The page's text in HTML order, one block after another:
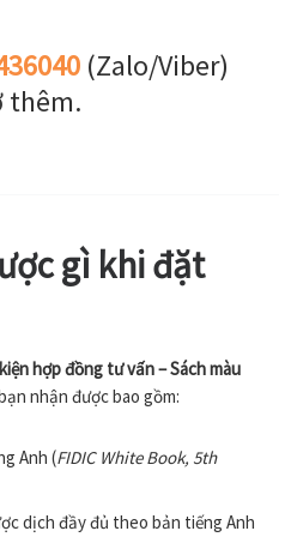
dichthuatsms.com
dichthuatsms.comdichthuatsms.com
dichthuatsms.comdichthuatsms.com
3
dichthuatsms.comdichthuatsms.com
dichthuatsms.comdichthuatsms.com
(Zalo/Viber)
thêm.
gì khi đặt
hợp đồng tư vấn – Sách màu
nhận được bao gồm:
Anh (FIDIC White Book, 5th
dịch đầy đủ theo bản tiếng Anh